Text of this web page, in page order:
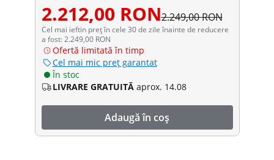
2.212,00 RON2.249,00 RON
Cel mai ieftin preț în cele 30 de zile înainte de reducere
a fost: 2.249,00 RON
Ofertă limitată în timp
Cel mai mic preț garantat
În stoc
LIVRARE GRATUITĂ aprox. 14.08
Adaugă în coș